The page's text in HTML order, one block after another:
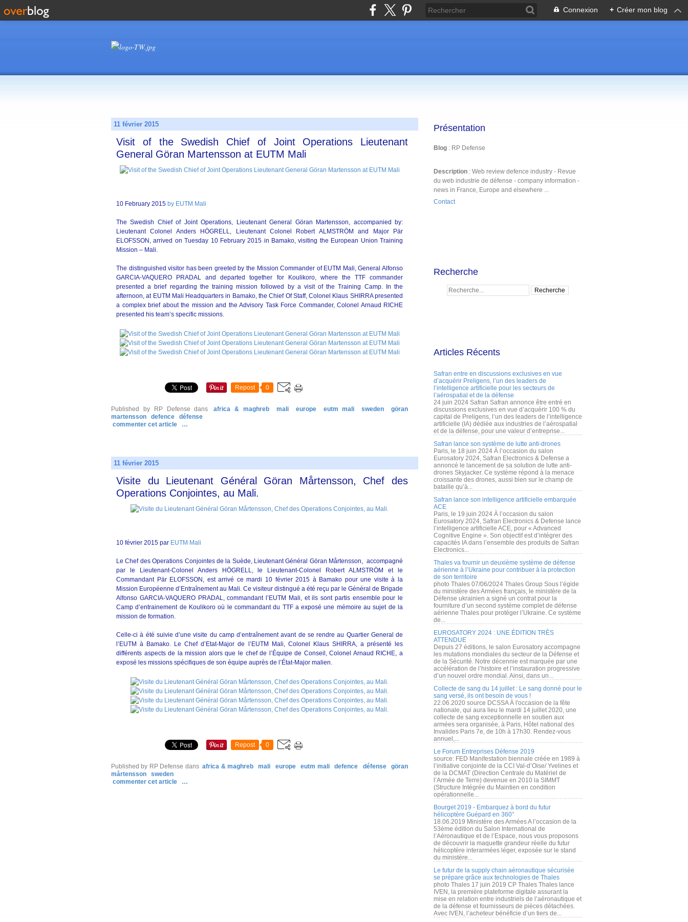
Connexion + Créer mon blog
11 février 2015
Visit of the Swedish Chief of Joint Operations Lieutenant
General Göran Martensson at EUTM Mali
10 February 2015 by EUTM Mali
The Swedish Chief of Joint Operations, Lieutenant General Göran Martensson, accompanied by:
Lieutenant Colonel Anders HÖGRELL, Lieutenant Colonel Robert ALMSTRÖM and Major Pär
ELOFSSON, arrived on Tuesday 10 February 2015 in Bamako, visiting the European Union Training
Mission – Mali.
The distinguished visitor has been greeted by the Mission Commander of EUTM Mali, General Alfonso
GARCIA-VAQUERO PRADAL and departed together for Koulikoro, where the TTF commander
presented a brief regarding the training mission followed by a visit of the Training Camp. In the
afternoon, at EUTM Mali Headquarters in Bamako, the Chief Of Staff, Colonel Klaus SHIRRA presented
a complex brief about the mission and the Advisory Task Force Commander, Colonel Arnaud RICHE
presented his team’s specific missions.
Repost 0
Published by RP Defense dans africa & maghreb mali europe eutm mali sweden
göran
martensson
defence
défense
commenter cet article
…
11 février 2015
Visite du Lieutenant Général Göran Mårtensson, Chef des
Operations Conjointes, au Mali.
10 février 2015 par EUTM Mali
Le Chef des Operations Conjointes de la Suède, Lieutenant Général Göran Mårtensson, accompagné
par le Lieutenant-Colonel Anders HÖGRELL, le Lieutenant-Colonel Robert ALMSTRÖM et le
Commandant Pär ELOFSSON, est arrivé ce mardi 10 février 2015 à Bamako pour une visite à la
Mission Européenne d’Entraînement au Mali. Ce visiteur distingué a été reçu par le Général de Brigade
Alfonso GARCIA-VAQUERO PRADAL, commandant l’EUTM Mali, et ils sont partis ensemble pour le
Camp d’entrainement de Koulikoro où le commandant du TTF a exposé une mémoire au sujet de la
mission de formation.
Celle-ci à été suivie d’une visite du camp d’entraînement avant de se rendre au Quartier General de
l’EUTM à Bamako. Le Chef d’Etat-Major de l’EUTM Mali, Colonel Klaus SHIRRA, a présenté les
différents aspects de la mission alors que le chef de l’Équipe de Conseil, Colonel Arnaud RICHE, a
exposé les missions spécifiques de son équipe auprès de l’État-Major malien.
Repost 0
Published by RP Defense dans africa & maghreb mali europe eutm mali defence défense
göran
mårtensson
sweden
commenter cet article
…
Présentation
Blog : RP Defense
Description : Web review defence industry - Revue
du web industrie de défense - company information -
news in France, Europe and elsewhere ...
Contact
Recherche
Articles Récents
Safran entre en discussions exclusives en vue
d’acquérir Preligens, l’un des leaders de
l’intelligence artificielle pour les secteurs de
l’aérospatial et de la défense
24 juin 2024 Safran Safran annonce être entré en
discussions exclusives en vue d’acquérir 100 % du
capital de Preligens, l’un des leaders de l’intelligence
artificielle (IA) dédiée aux industries de l’aérospatial
et de la défense, pour une valeur d’entreprise...
Safran lance son système de lutte anti-drones
Paris, le 18 juin 2024 À l’occasion du salon
Eurosatory 2024, Safran Electronics & Defense a
annoncé le lancement de sa solution de lutte anti-
drones Skyjacker. Ce système répond à la menace
croissante des drones, aussi bien sur le champ de
bataille qu’à...
Safran lance son intelligence artificielle embarquée
ACE
Paris, le 19 juin 2024 À l’occasion du salon
Eurosatory 2024, Safran Electronics & Defense lance
l’intelligence artificielle ACE, pour « Advanced
Cognitive Engine ». Son objectif est d’intégrer des
capacités IA dans l’ensemble des produits de Safran
Electronics...
Thales va fournir un deuxième système de défense
aérienne à l’Ukraine pour contribuer à la protection
de son territoire
photo Thales 07/06/2024 Thales Group Sous l’égide
du ministère des Armées français, le ministère de la
Défense ukrainien a signé un contrat pour la
fourniture d’un second système complet de défense
aérienne Thales pour protéger l’Ukraine. Ce système
de...
EUROSATORY 2024 : UNE ÉDITION TRÈS
ATTENDUE
Depuis 27 éditions, le salon Eurosatory accompagne
les mutations mondiales du secteur de la Défense et
de la Sécurité. Notre décennie est marquée par une
accélération de l’histoire et l’instauration progressive
d’un nouvel ordre mondial. Ainsi, dans un...
Collecte de sang du 14 juillet : Le sang donné pour le
sang versé, ils ont besoin de vous !
22.06.2020 source DCSSA À l'occasion de la fête
nationale, qui aura lieu le mardi 14 juillet 2020, une
collecte de sang exceptionnelle en soutien aux
armées sera organisée, à Paris, Hôtel national des
Invalides Paris 7e, de 10h à 17h30. Rendez-vous
annuel,...
Le Forum Entreprises Défense 2019
source: FED Manifestation biennale créée en 1989 à
l’initiative conjointe de la CCI Val-d’Oise/ Yvelines et
de la DCMAT (Direction Centrale du Matériel de
l’Armée de Terre) devenue en 2010 la SIMMT
(Structure Intégrée du Maintien en condition
opérationnelle...
Bourget 2019 - Embarquez à bord du futur
hélicoptère Guépard en 360°
18.06.2019 Ministère des Armées A l’occasion de la
53ème édition du Salon International de
l’Aéronautique et de l’Espace, nous vous proposons
de découvrir la maquette grandeur réelle du futur
hélicoptère interarmées léger, exposée sur le stand
du ministère...
Le futur de la supply chain aéronautique sécurisée
se prépare grâce aux technologies de Thales
photo Thales 17 juin 2019 CP Thales Thales lance
IVEN, la première plateforme digitale assurant la
mise en relation entre industriels de l’aéronautique et
de la défense et fournisseurs de pièces détachées.
Avec IVEN, l’acheteur bénéficie d’un tiers de...